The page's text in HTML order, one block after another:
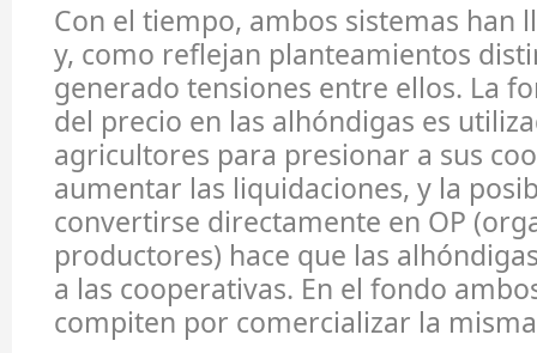
Con el tiempo, ambos sistemas han
y, como reflejan planteamientos
generado tensiones entre ellos. La
del precio en las alhóndigas es
agricultores para presionar a sus
aumentar las liquidaciones, y la
convertirse directamente en OP
productores) hace que las
a las cooperativas. En el fondo
compiten por comercializar la